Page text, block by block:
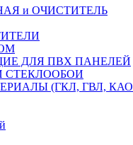
и ОЧИСТИТЕЛЬ
ДЛЯ ПВХ ПАНЕЛЕЙ
СТЕКЛООБОИ
(ГКЛ, ГВЛ,